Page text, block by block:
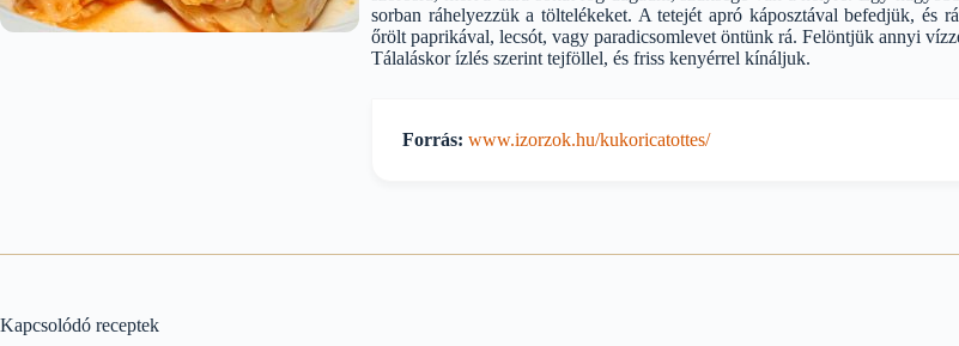
sorban ráhelyezzük a töltelékeket. A tetejét apró káposztával befedjük,
őrölt paprikával, lecsót, vagy paradicsomlevet öntünk rá. Felöntjük annyi
Tálaláskor ízlés szerint tejföllel, és friss kenyérrel kínáljuk.
Forrás: www.izorzok.hu/kukoricatottes/
Kapcsolódó receptek